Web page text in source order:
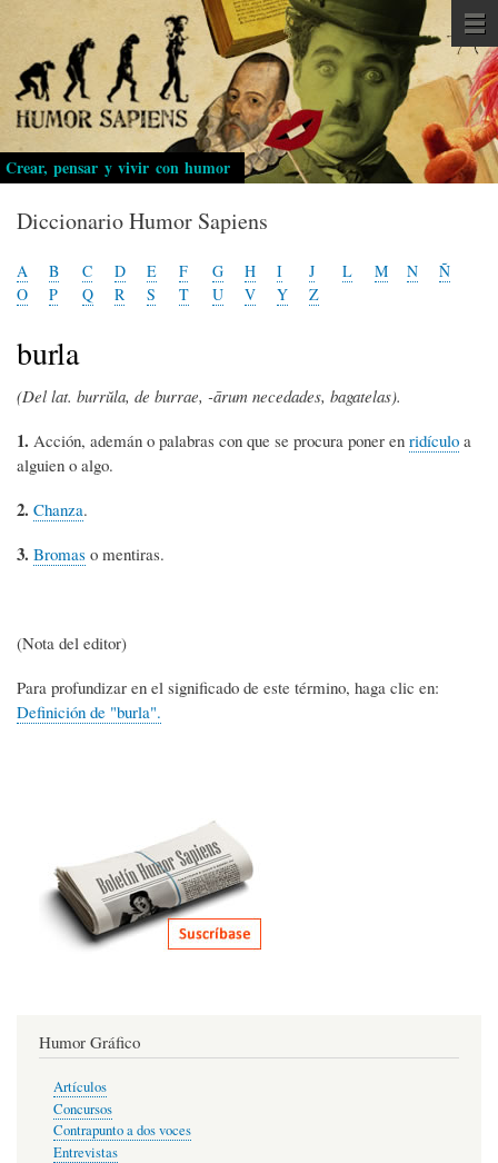
Pasar
al
contenido
principal
Crear, pensar y vivir con humor
Diccionario Humor Sapiens
A B C D E F G H I J L M N
Ñ
O
P Q R S T U V Y Z
burla
(Del lat. burrŭla, de burrae, -ārum necedades, bagatelas).
1. Acción, ademán o palabras con que se procura poner en ridículo a
alguien o algo.
2. Chanza.
3. Bromas o mentiras.
(Nota del editor)
Para profundizar en el significado de este término, haga clic en:
Definición de "burla".
Humor Gráfico
Artículos
Concursos
Contrapunto a dos voces
Entrevistas